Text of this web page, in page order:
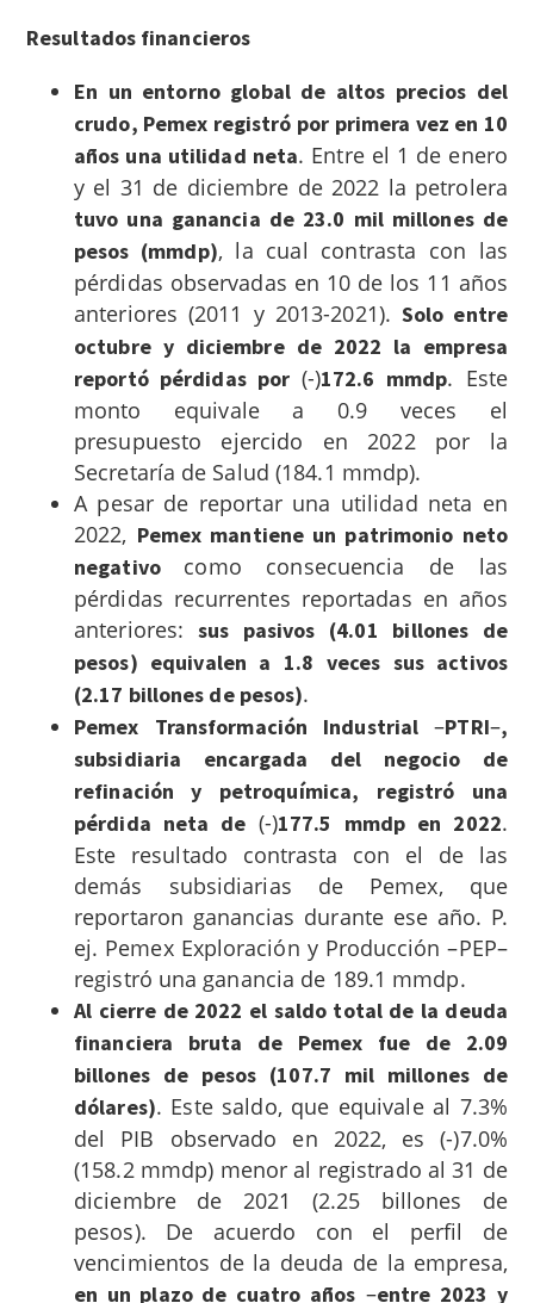
Resultados financieros
En un entorno global de altos precios del
crudo, Pemex registró por primera vez en 10
años una utilidad neta. Entre el 1 de enero
y el 31 de diciembre de 2022 la petrolera
tuvo una ganancia de 23.0 mil millones de
pesos (mmdp), la cual contrasta con las
pérdidas observadas en 10 de los 11 años
anteriores (2011 y 2013-2021).Solo entre
octubre y diciembre de 2022 la empresa
reportó pérdidas por (-)172.6 mmdp. Este
monto equivale a 0.9 veces el
presupuesto ejercido en 2022 por la
Secretaría de Salud (184.1 mmdp).
A pesar de reportar una utilidad neta en
2022, Pemex mantiene un patrimonio neto
negativo como consecuencia de las
pérdidas recurrentes reportadas en años
anteriores: sus pasivos (4.01 billones de
pesos) equivalen a 1.8 veces sus activos
(2.17 billones de pesos).
Pemex Transformación Industrial–PTRI–,
subsidiaria encargada del negocio de
refinación y petroquímica, registró una
pérdida neta de (-)177.5 mmdp en 2022.
Este resultado contrasta con el de las
demás subsidiarias de Pemex, que
reportaron ganancias durante ese año. P.
ej. Pemex Exploración y Producción –PEP–
registró una ganancia de 189.1 mmdp.
Al cierre de 2022 el saldo total de la deuda
financiera bruta de Pemex fue de 2.09
billones de pesos (107.7 mil millones de
dólares). Este saldo, que equivale al 7.3%
del PIB observado en 2022, es (-)7.0%
(158.2 mmdp) menor al registrado al 31 de
diciembre de 2021 (2.25 billones de
pesos). De acuerdo con el perfil de
vencimientos de la deuda de la empresa,
en un plazo de cuatro años –entre 2023 y